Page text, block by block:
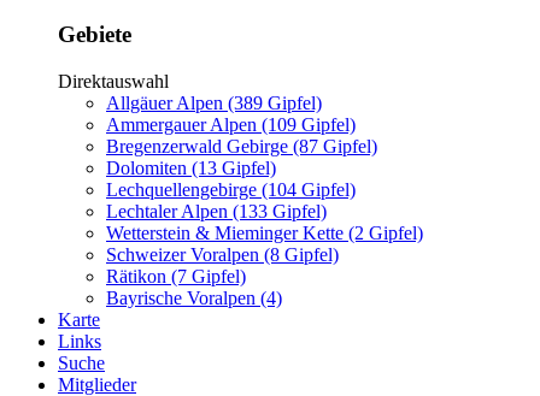
Gebiete
Direktauswahl
Allgäuer Alpen (389 Gipfel)
Ammergauer Alpen (109 Gipfel)
Bregenzerwald Gebirge (87 Gipfel)
Dolomiten (13 Gipfel)
Lechquellengebirge (104 Gipfel)
Lechtaler Alpen (133 Gipfel)
Wetterstein & Mieminger Kette (2 Gipfel)
Schweizer Voralpen (8 Gipfel)
Rätikon (7 Gipfel)
Bayrische Voralpen (4)
Karte
Links
Suche
Mitglieder